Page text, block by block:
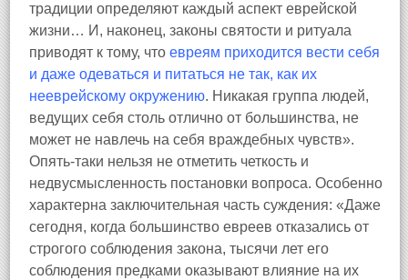
традиции определяют каждый аспект еврейской
жизни… И, наконец, законы святости и ритуала
приводят к тому, что евреям приходится вести себя
и даже одеваться и питаться не так, как их
нееврейскому окружению. Никакая группа людей,
ведущих себя столь отлично от большинства, не
может не навлечь на себя враждебных чувств».
Опять‑таки нельзя не отметить четкость и
недвусмысленность постановки вопроса. Особенно
характерна заключительная часть суждения: «Даже
сегодня, когда большинство евреев отказались от
строгого соблюдения закона, тысячи лет его
соблюдения предками оказывают влияние на их